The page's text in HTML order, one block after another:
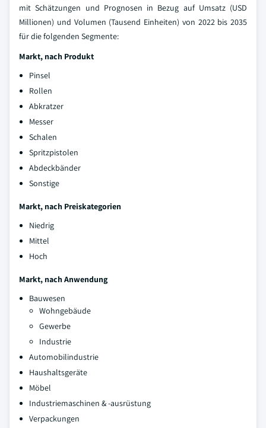
mit Schätzungen und Prognosen in Bezug auf Umsatz (USD
Millionen) und Volumen (Tausend Einheiten) von 2022 bis 2035
für die folgenden Segmente:
Markt, nach Produkt
Pinsel
Rollen
Abkratzer
Messer
Schalen
Spritzpistolen
Abdeckbänder
Sonstige
Markt, nach Preiskategorien
Niedrig
Mittel
Hoch
Markt, nach Anwendung
Bauwesen
Wohngebäude
Gewerbe
Industrie
Automobilindustrie
Haushaltsgeräte
Möbel
Industriemaschinen & -ausrüstung
Verpackungen